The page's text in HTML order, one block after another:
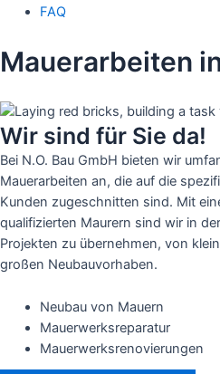
FAQ
Mauerarbeiten
Wir sind für Sie da!
Bei N.O. Bau GmbH bieten wir
Mauerarbeiten an, die auf die
Kunden zugeschnitten sind. Mit
qualifizierten Maurern sind wir in
Projekten zu übernehmen, von
großen Neubauvorhaben.
Neubau von Mauern
Mauerwerksreparatur
Mauerwerksrenovierungen